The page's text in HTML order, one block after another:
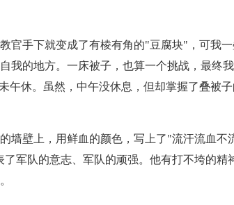
官手下就变成了有棱有角的"豆腐块"，可我一
我的地方。一床被子，也算一个挑战，最终
午休。虽然，中午没休息，但却掌握了叠被
墙壁上，用鲜血的颜色，写上了"流汗流血不
军队的意志、军队的顽强。他有打不垮的精